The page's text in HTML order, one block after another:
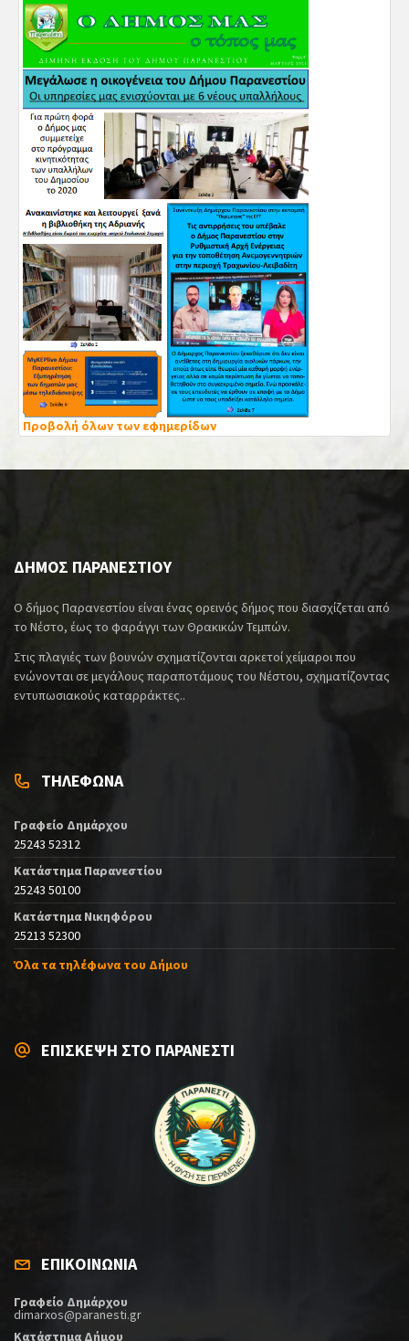
Προβολή όλων των εφημερίδων
ΔΗΜΟΣ ΠΑΡΑΝΕΣΤΙΟΥ
Ο δήμος Παρανεστίου είναι ένας ορεινός δήμος που διασχίζεται από
το Νέστο, έως το φαράγγι των Θρακικών Τεμπών.
Στις πλαγιές των βουνών σχηματίζονται αρκετοί χείμαροι που
ενώνονται σε μεγάλους παραποτάμους του Νέστου, σχηματίζοντας
εντυπωσιακούς καταρράκτες..
ΤΗΛΕΦΩΝΑ
Γραφείο Δημάρχου
25243 52312
Κατάστημα Παρανεστίου
25243 50100
Κατάστημα Νικηφόρου
25213 52300
Όλα τα τηλέφωνα του Δήμου
ΕΠΙΣΚΕΨΗ ΣΤΟ ΠΑΡΑΝΕΣΤΙ
ΕΠΙΚΟΙΝΩΝΙΑ
Γραφείο Δημάρχου
dimarxos@paranesti.gr
Κατάστημα Δήμου